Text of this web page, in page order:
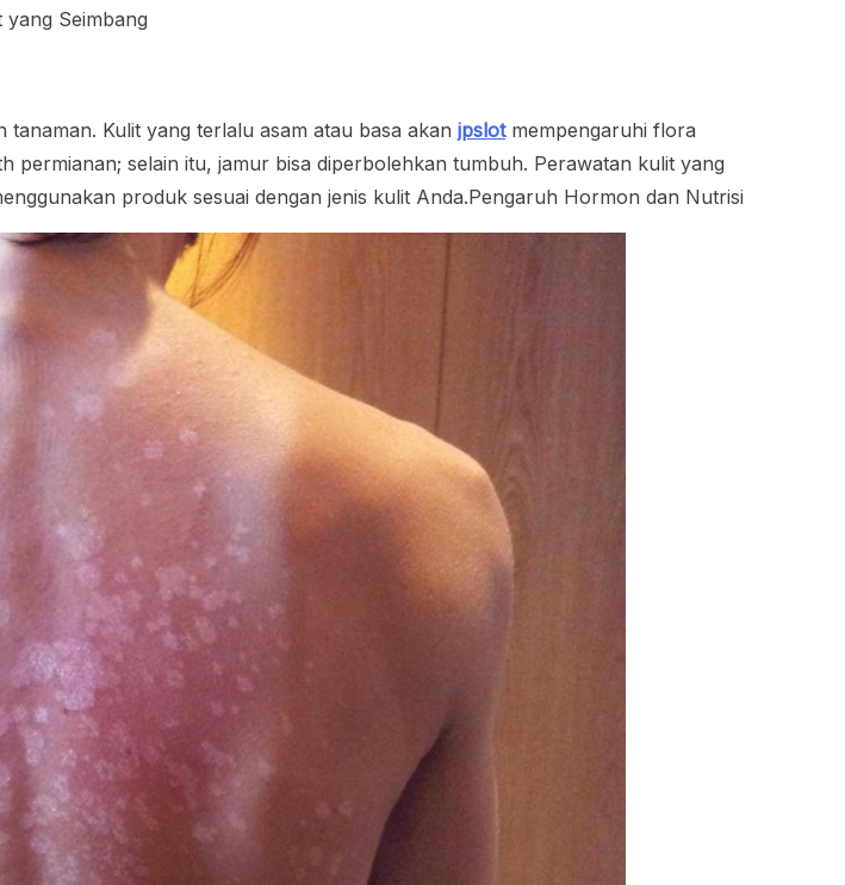
Seimbang
Kulit yang terlalu asam atau basa akan jpslot mempengaruhi flora
selain itu, jamur bisa diperbolehkan tumbuh. Perawatan kulit yang
produk sesuai dengan jenis kulit Anda.Pengaruh Hormon dan Nutrisi